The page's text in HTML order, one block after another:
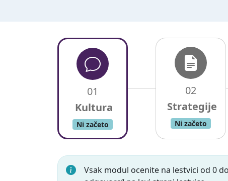
01
Ni začeto
02
Ni začeto
Vsak modul ocenite na lestvici od 0